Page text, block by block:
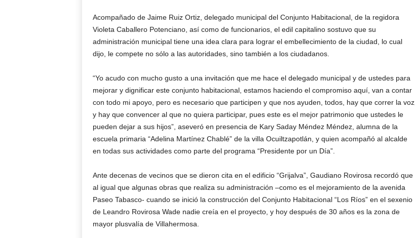
Acompañado de Jaime Ruiz Ortiz, delegado municipal del Conjunto Habitacional, de la regidora
Violeta Caballero Potenciano, así como de funcionarios, el edil capitalino sostuvo que su
administración municipal tiene una idea clara para lograr el embellecimiento de la ciudad, lo cual
dijo, le compete no sólo a las autoridades, sino también a los ciudadanos.
“Yo acudo con mucho gusto a una invitación que me hace el delegado municipal y de ustedes para
mejorar y dignificar este conjunto habitacional, estamos haciendo el compromiso aquí, van a contar
con todo mi apoyo, pero es necesario que participen y que nos ayuden, todos, hay que correr la voz,
y hay que convencer al que no quiera participar, pues este es el mejor patrimonio que ustedes le
pueden dejar a sus hijos”, aseveró en presencia de Kary Saday Méndez Méndez, alumna de la
escuela primaria “Adelina Martínez Chablé” de la villa Ocuiltzapotlán, y quien acompañó al alcalde
en todas sus actividades como parte del programa “Presidente por un Día”.
Ante decenas de vecinos que se dieron cita en el edificio “Grijalva”, Gaudiano Rovirosa recordó que
al igual que algunas obras que realiza su administración –como es el mejoramiento de la avenida
Paseo Tabasco- cuando se inició la construcción del Conjunto Habitacional “Los Ríos” en el sexenio
de Leandro Rovirosa Wade nadie creía en el proyecto, y hoy después de 30 años es la zona de
mayor plusvalía de Villahermosa.